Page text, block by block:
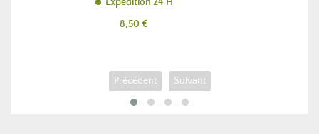
Prix
8,50 €
Précédent Suivant